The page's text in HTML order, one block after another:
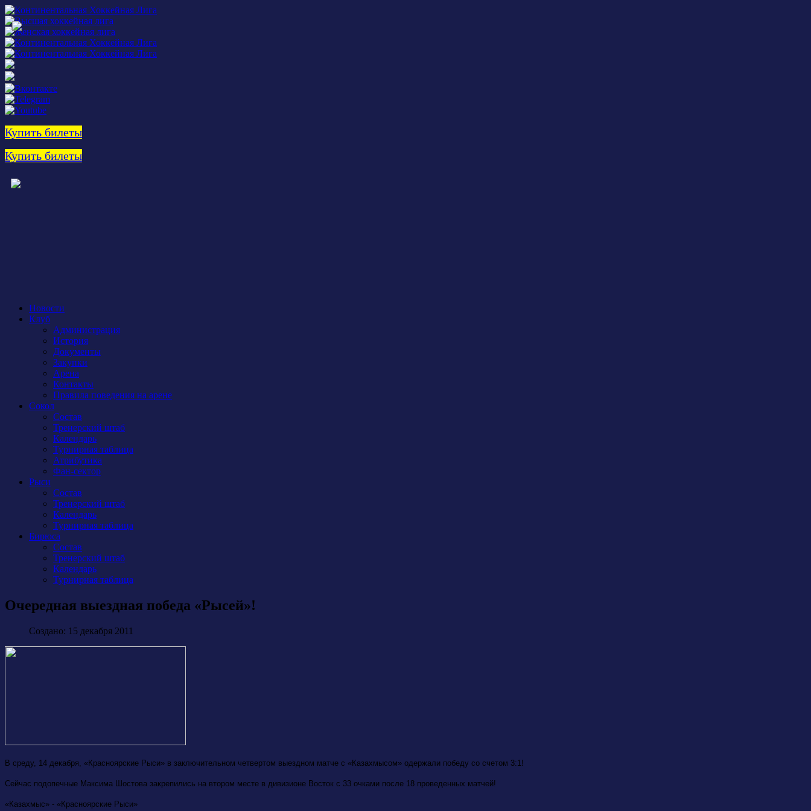
Купить билеты
Купить билеты
Новости
Клуб
Администрация
История
Документы
Закупки
Арена
Контакты
Правила поведения на арене
Сокол
Состав
Тренерский штаб
Календарь
Турнирная таблица
Атрибутика
Фан-сектор
Рыси
Состав
Тренерский штаб
Календарь
Турнирная таблица
Бирюса
Состав
Тренерский штаб
Календарь
Турнирная таблица
Очередная выездная победа «Рысей»!
Создано: 15 декабря 2011
В среду, 14 декабря, «Красноярские Рыси» в заключительном четвертом выездном матче с «Казахмысом» одержали победу со счетом 3:1!
Сейчас подопечные Максима Шостова закрепились на втором месте в дивизионе Восток с 33 очками после 18 проведенных матчей!
«Казахмыс» - «Красноярские Рыси»